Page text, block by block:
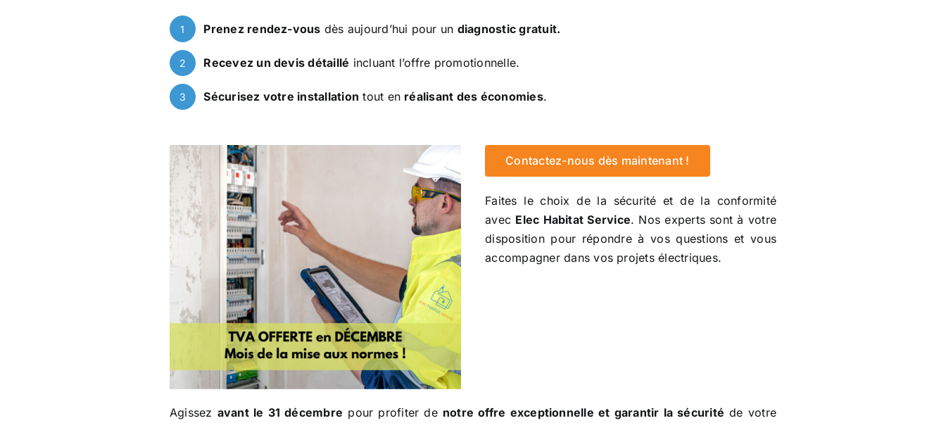
1 Prenez rendez-vous dès aujourd’hui pour un diagnostic gratuit.
2 Recevez un devis détaillé incluant l’offre promotionnelle.
3 Sécurisez votre installation tout en réalisant des économies.
Contactez-nous dès maintenant !
Faites le choix de la sécurité et de la conformité
avec Elec Habitat Service. Nos experts sont à votre
disposition pour répondre à vos questions et vous
accompagner dans vos projets électriques.
Agissez avant le 31 décembre pour profiter de notre offre exceptionnelle et garantir la sécurité de votre